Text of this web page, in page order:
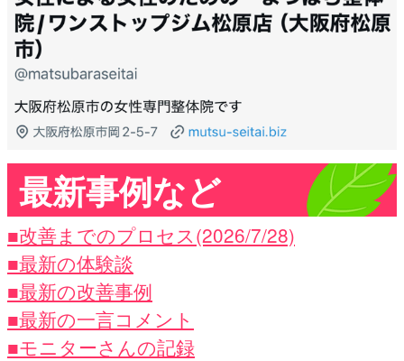
最新事例など
■改善までのプロセス(2026/7/28)
■最新の体験談
■最新の改善事例
■最新の一言コメント
■モニターさんの記録